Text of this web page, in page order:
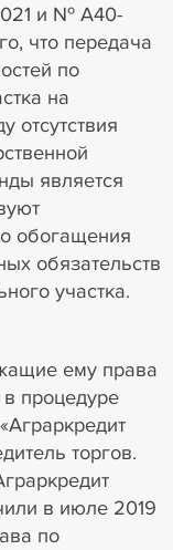
и № А40-
что передача
по
на
отсутствия
является
обогащения
обязательств
участка.
ему права
в процедуре
торгов.
в июле 2019
по